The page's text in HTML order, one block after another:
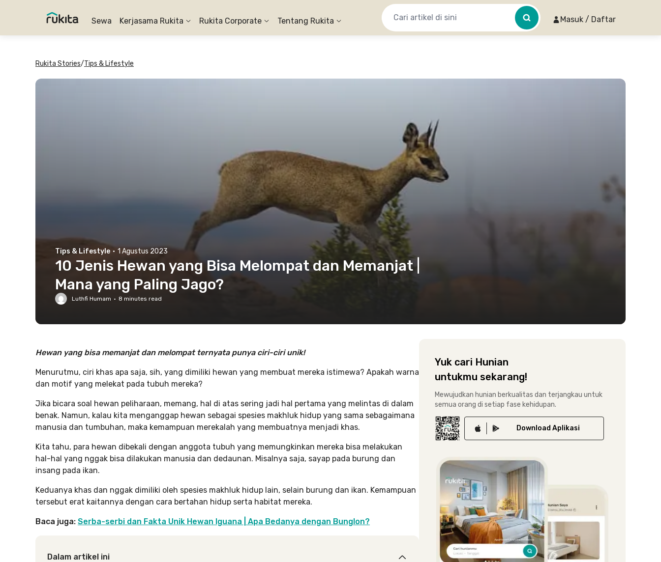
Sewa Kerjasama Rukita Rukita Corporate Tentang Rukita Masuk / Daftar
Rukita Stories/Tips & Lifestyle
Tips & Lifestyle · 1 Agustus 2023
10 Jenis Hewan yang Bisa Melompat dan Memanjat |
Mana yang Paling Jago?
Luthfi Humam · 8 minutes read
Hewan yang bisa memanjat dan melompat ternyata punya ciri-ciri unik!
Menurutmu, ciri khas apa saja, sih, yang dimiliki hewan yang membuat mereka istimewa? Apakah warna
dan motif yang melekat pada tubuh mereka?
Jika bicara soal hewan peliharaan, memang, hal di atas sering jadi hal pertama yang melintas di dalam
benak. Namun, kalau kita menganggap hewan sebagai spesies makhluk hidup yang sama sebagaimana
manusia dan tumbuhan, maka kemampuan merekalah yang membuatnya menjadi khas.
Kita tahu, para hewan dibekali dengan anggota tubuh yang memungkinkan mereka bisa melakukan
hal-hal yang nggak bisa dilakukan manusia dan dedaunan. Misalnya saja, sayap pada burung dan
insang pada ikan.
Keduanya khas dan nggak dimiliki oleh spesies makhluk hidup lain, selain burung dan ikan. Kemampuan
tersebut erat kaitannya dengan cara bertahan hidup serta habitat mereka.
Baca juga: Serba-serbi dan Fakta Unik Hewan Iguana | Apa Bedanya dengan Bunglon?
Dalam artikel ini
Yuk cari Hunian
untukmu sekarang!
Mewujudkan hunian berkualitas dan terjangkau untuk
semua orang di setiap fase kehidupan.
Download Aplikasi